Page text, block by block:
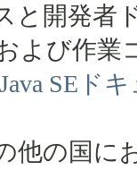
と開発者
よび作
Java SEド
他の国に